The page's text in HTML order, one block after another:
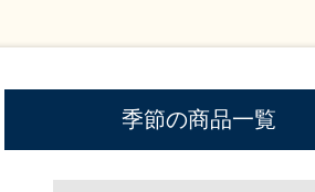
季節の商品一覧